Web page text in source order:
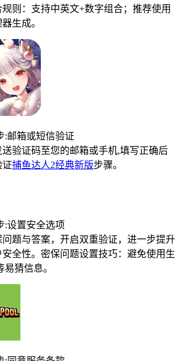
则：支持中英文+数字组合；推荐使用
生成。
:邮箱或短信验证
送验证码至您的邮箱或手机,填写正确后
证捕鱼达人2经典新版步骤。
:设置安全选项
问题与答案，开启双重验证，进一步提升
全性。密保问题设置技巧：避免使用生
易猜信息。